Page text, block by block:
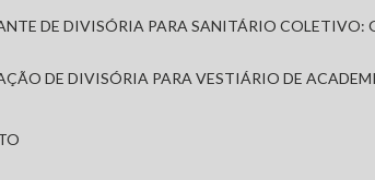
DE DIVISÓRIA PARA SANITÁRIO COLETIVO:
DE DIVISÓRIA PARA VESTIÁRIO DE